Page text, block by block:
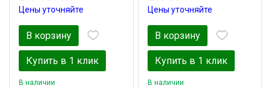
Цены уточняйте
В корзину
Купить в 1 клик
В наличии
Цены уточняйте
В корзину
Купить в 1 клик
В наличии